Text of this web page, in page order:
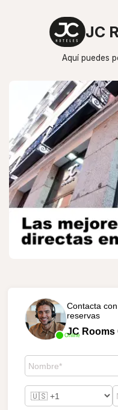
JC
Aquí puedes
Online
Contacta
reservas
JC Rooms